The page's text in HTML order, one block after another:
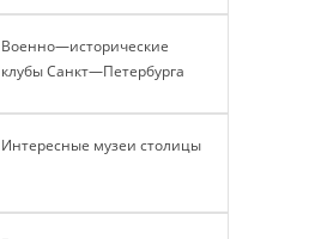
Военно—исторические
клубы Санкт—Петербурга
Интересные музеи столицы